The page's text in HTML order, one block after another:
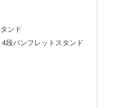
ンド
段パンフレットスタンド